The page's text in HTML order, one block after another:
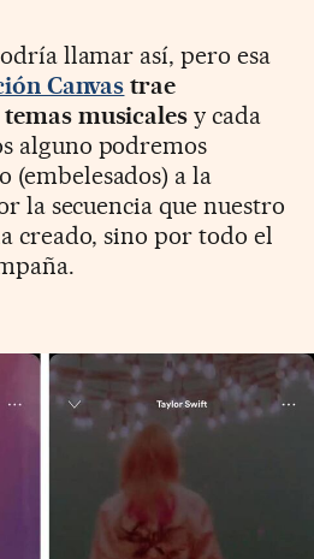
llamar así, pero esa
Canvas trae
musicales y cada
alguno podremos
(embelesados) a la
la secuencia que nuestro
creado, sino por todo el